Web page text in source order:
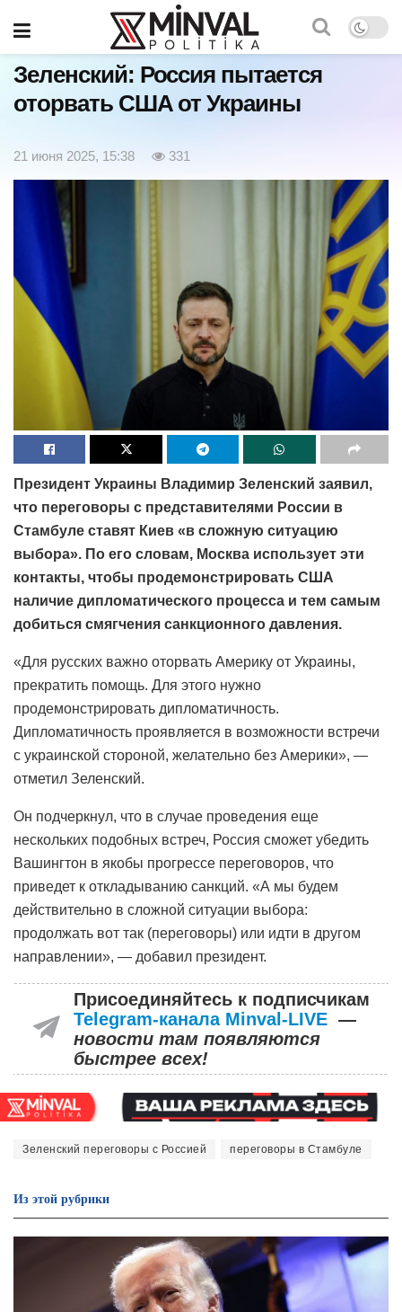
Главная
Зеленский: Россия пытается
оторвать США от Украины
21 июня 2025, 15:38 331
Президент Украины Владимир Зеленский заявил,
что переговоры с представителями России в
Стамбуле ставят Киев «в сложную ситуацию
выбора». По его словам, Москва использует эти
контакты, чтобы продемонстрировать США
наличие дипломатического процесса и тем самым
добиться смягчения санкционного давления.
«Для русских важно оторвать Америку от Украины,
прекратить помощь. Для этого нужно
продемонстрировать дипломатичность.
Дипломатичность проявляется в возможности встречи
с украинской стороной, желательно без Америки», —
отметил Зеленский.
Он подчеркнул, что в случае проведения еще
нескольких подобных встреч, Россия сможет убедить
Вашингтон в якобы прогрессе переговоров, что
приведет к откладыванию санкций. «А мы будем
действительно в сложной ситуации выбора:
продолжать вот так (переговоры) или идти в другом
направлении», — добавил президент.
Присоединяйтесь к подписчикам
Telegram-канала Minval-LIVE —
новости там появляются
быстрее всех!
Зеленский переговоры с Россией переговоры в Стамбуле
Из этой рубрики